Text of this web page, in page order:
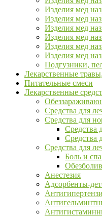
Изделия мед
Изделия мед
Изделия мед
Изделия мед
Изделия мед
Изделия мед
Подгузники,
Лекарственные
Питательные смеси
Лекарственные
Средства для
Средства для
Средства
Средства
Средства для
Боль и
Анестезия
Адсорбенты-